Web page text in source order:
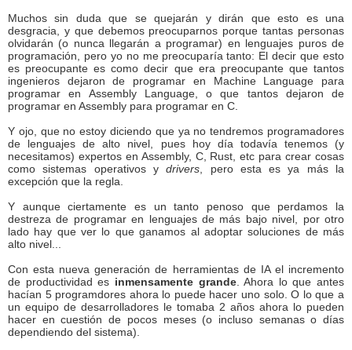
Muchos sin duda que se quejarán y dirán que esto es una
desgracia, y que debemos preocuparnos porque tantas personas
olvidarán (o nunca llegarán a programar) en lenguajes puros de
programación, pero yo no me preocuparía tanto: El decir que esto
es preocupante es como decir que era preocupante que tantos
ingenieros dejaron de programar en Machine Language para
programar en Assembly Language, o que tantos dejaron de
programar en Assembly para programar en C.
Y ojo, que no estoy diciendo que ya no tendremos programadores
de lenguajes de alto nivel, pues hoy día todavía tenemos (y
necesitamos) expertos en Assembly, C, Rust, etc para crear cosas
como sistemas operativos ydrivers , pero esta es ya más la
excepción que la regla.
Y aunque ciertamente es un tanto penoso que perdamos la
destreza de programar en lenguajes de más bajo nivel, por otro
lado hay que ver lo que ganamos al adoptar soluciones de más
alto nivel...
Con esta nueva generación de herramientas de IA el incremento
de productividad es inmensamente grande. Ahora lo que antes
hacían 5 programdores ahora lo puede hacer uno solo. O lo que a
un equipo de desarrolladores le tomaba 2 años ahora lo pueden
hacer en cuestión de pocos meses (o incluso semanas o días
dependiendo del sistema).